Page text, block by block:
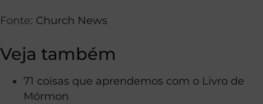
Fonte: Church News
Veja também
71 coisas que aprendemos com o Livro de
Mórmon